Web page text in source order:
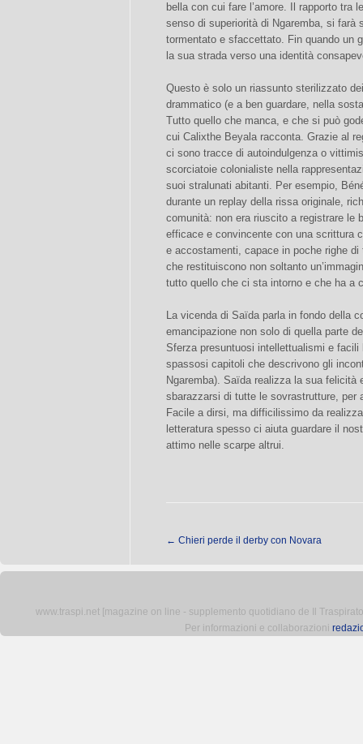
bella con cui fare l’amore. Il rapporto tra
senso di superiorità di Ngaremba, si farà
tormentato e sfaccettato. Fin quando un
la sua strada verso una identità
Questo è solo un riassunto sterilizzato
drammatico (e a ben guardare, nella
Tutto quello che manca, e che si può
cui Calixthe Beyala racconta. Grazie al
ci sono tracce di autoindulgenza o
scorciatoie colonialiste nella
suoi stralunati abitanti. Per esempio,
durante un replay della rissa originale,
comunità: non era riuscito a registrare le
efficace e convincente con una scrittura
e accostamenti, capace in poche righe
che restituiscono non soltanto
tutto quello che ci sta intorno e che ha a
La vicenda di Saïda parla in fondo della
emancipazione non solo di quella parte
Sferza presuntuosi intellettualismi e
spassosi capitoli che descrivono gli
Ngaremba). Saïda realizza la sua felicità
sbarazzarsi di tutte le sovrastrutture, per
Facile a dirsi, ma difficilissimo da
letteratura spesso ci aiuta guardare il
attimo nelle scarpe altrui.
← Chieri perde il derby con Novara
www.traspi.net [magazine on line - supplemento quotidiano de Il
Per informazioni e collaborazioni